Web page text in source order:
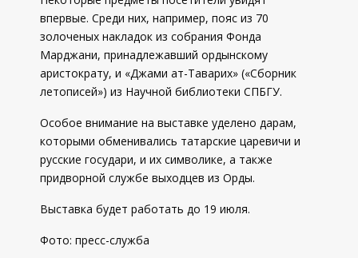
впервые. Среди них, например, пояс из 70
золоченых накладок из собрания Фонда
Марджани, принадлежавший ордынскому
аристократу, и «Джами ат-Таварих» («Сборник
летописей») из Научной библиотеки СПБГУ.
Особое внимание на выставке уделено дарам,
которыми обменивались татарские царевичи и
русские государи, и их символике, а также
придворной службе выходцев из Орды.
Выставка будет работать до 19 июля.
Фото: пресс-служба